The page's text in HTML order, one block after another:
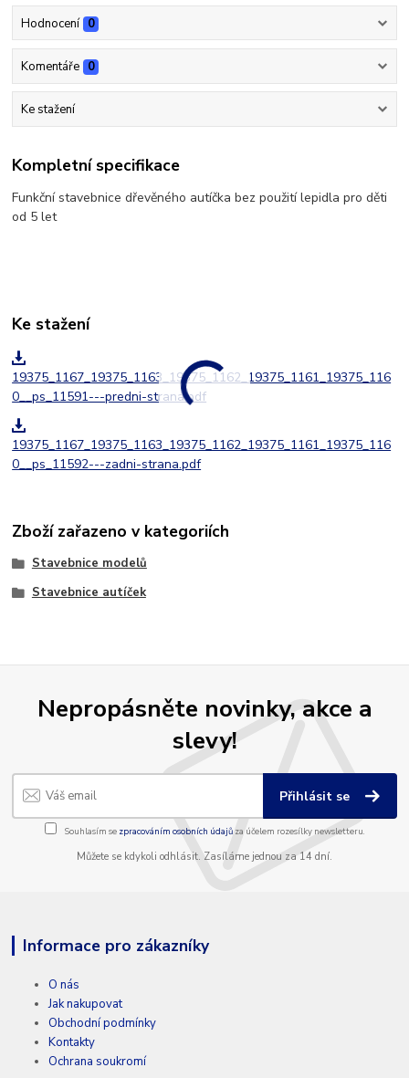
Hodnocení 0
Komentáře 0
Ke stažení
Kompletní specifikace
Funkční stavebnice dřevěného autíčka bez použití lepidla pro děti
od 5 let
Ke stažení
19375_1167_19375_1163_19375_1162_19375_1161_19375_116
0__ps_11591---predni-strana.pdf
19375_1167_19375_1163_19375_1162_19375_1161_19375_116
0__ps_11592---zadni-strana.pdf
Zboží zařazeno v kategoriích
Stavebnice modelů
Stavebnice autíček
Nepropásněte novinky, akce a
slevy!
Přihlásit se
Souhlasím se zpracováním osobních údajůza účelem rozesílky newsletteru.
Můžete se kdykoli odhlásit. Zasíláme jednou za 14 dní.
Informace pro zákazníky
O nás
Jak nakupovat
Obchodní podmínky
Kontakty
Ochrana soukromí